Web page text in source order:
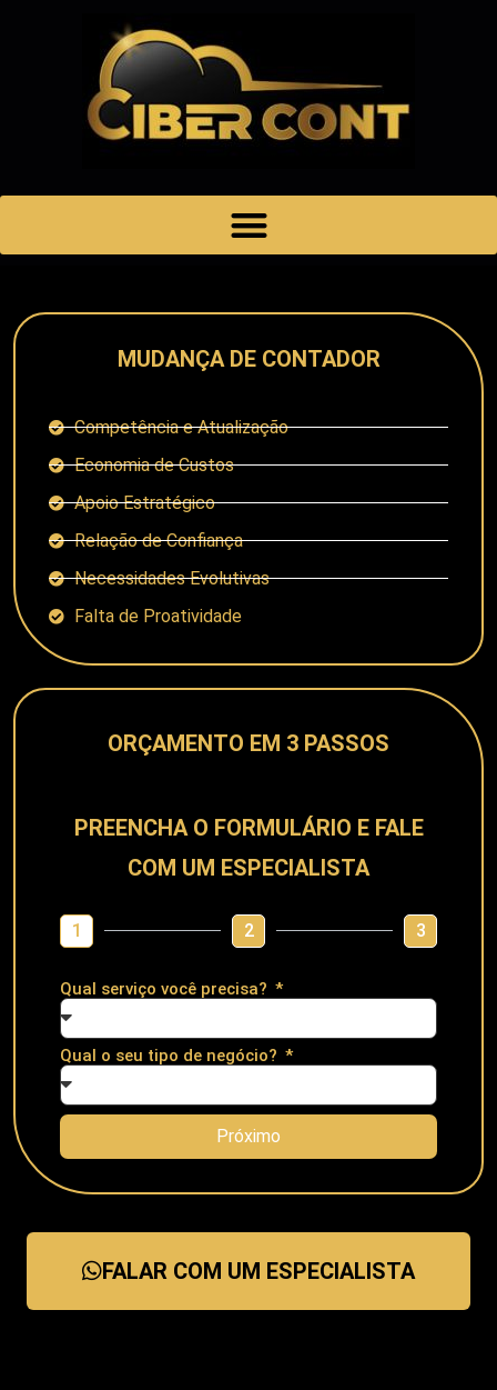
MUDANÇA DE CONTADOR
Competência e Atualização
Economia de Custos
Apoio Estratégico
Relação de Confiança
Necessidades Evolutivas
Falta de Proatividade
ORÇAMENTO EM 3 PASSOS
PREENCHA O FORMULÁRIO E FALE
COM UM ESPECIALISTA
1 2 3
Qual serviço você precisa?
Qual o seu tipo de negócio?
Próximo
FALAR COM UM ESPECIALISTA